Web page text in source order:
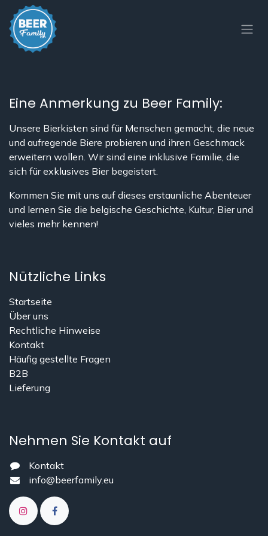
Zum Inhalt springen
Eine Anmerkung zu Beer Family:
Unsere Bierkisten sind für Menschen gemacht, die neue
und aufregende Biere probieren und ihren Geschmack
erweitern wollen. Wir sind eine inklusive Familie, die
sich für exklusives Bier begeistert.
Kommen Sie mit uns auf dieses erstaunliche Abenteuer
und lernen Sie die belgische Geschichte, Kultur, Bier und
vieles mehr kennen!
Nützliche Links
Startseite
Über uns
Rechtliche Hinweise
Kontakt
Häufig gestellte Fragen
B2B
Lieferung
Nehmen Sie Kontakt auf
Kontakt
info@beerfamily.eu